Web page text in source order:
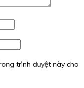
trình duyệt này cho